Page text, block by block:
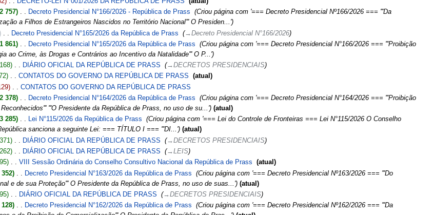
757 ‎ Decreto Presidencial N°166/2026 - República de Prass
Criou página com '=== Decreto Presidencial Nº166/2026 === '''Da
a Filhos de Estrangeiros Nascidos no Território Nacional''' O Presiden...'
‎ Decreto Presidencial N°165/2026 da República de Prass
→‎Decreto Presidencial N°166/2026
861 ‎ Decreto Presidencial N°165/2026 da República de Prass
Criou página com '=== Decreto Presidencial N°166/2026 === '''Proibição
ao Crime, às Drogas e Contrários ao Incentivo da Natalidade''' O P...'
‎ DIÁRIO OFICIAL DA REPÚBLICA DE PRASS
→‎DECRETOS PRESIDENCIAIS
‎ CONTATOS DO GOVERNO DA REPÚBLICA DE PRASS
atual
‎ CONTATOS DO GOVERNO DA REPÚBLICA DE PRASS
378 ‎ Decreto Presidencial N°164/2026 da República de Prass
Criou página com '=== Decreto Presidencial N°164/2026 === '''Proibição
'''O Presidente da República de Prass, no uso de su...'
atual
285 ‎ Lei N°115/2026 da República de Prass
Criou página com '=== Lei do Controle de Fronteiras === Lei N°115/2026 O Conselho
sanciona a seguinte Lei: === TÍTULO I === '''DI...'
atual
‎ DIÁRIO OFICIAL DA REPÚBLICA DE PRASS
→‎DECRETOS PRESIDENCIAIS
‎ DIÁRIO OFICIAL DA REPÚBLICA DE PRASS
→‎LEIS
‎ VIII Sessão Ordinária do Conselho Consultivo Nacional da República de Prass
atual
‎ Decreto Presidencial N°163/2026 da República de Prass
Criou página com '=== Decreto Presidencial Nº163/2026 === '''Do
e de sua Proteção''' O Presidente da República de Prass, no uso de suas...'
atual
‎ DIÁRIO OFICIAL DA REPÚBLICA DE PRASS
→‎DECRETOS PRESIDENCIAIS
‎ Decreto Presidencial N°162/2026 da República de Prass
Criou página com '=== Decreto Presidencial Nº162/2026 === '''Da